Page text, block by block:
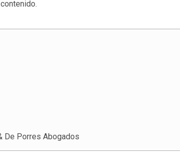
De Porres Abogados